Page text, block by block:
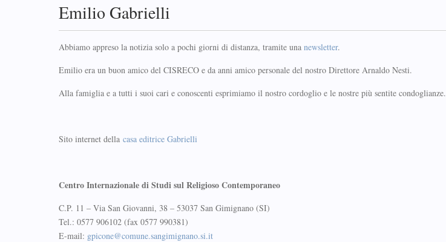
Emilio Gabrielli
Abbiamo appreso la notizia solo a pochi giorni di distanza, tramite una newsletter.
Emilio era un buon amico del CISRECO e da anni amico personale del nostro Direttore Arnaldo Nesti.
Alla famiglia e a tutti i suoi cari e conoscenti esprimiamo il nostro cordoglio e le nostre più sentite condoglianze.
Sito internet della casa editrice Gabrielli
Centro Internazionale di Studi sul Religioso Contemporaneo
C.P. 11 – Via San Giovanni, 38 – 53037 San Gimignano (SI)
Tel.: 0577 906102 (fax 0577 990381)
E-mail: gpicone@comune.sangimignano.si.it